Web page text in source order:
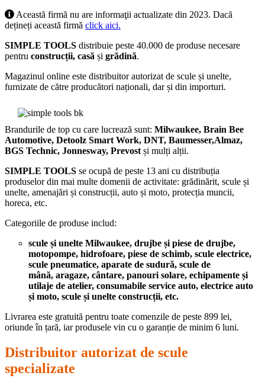
Această firmă nu are informaţii actualizate din 2023. Dacă
dețineți această firmă click aici.
SIMPLE TOOLS distribuie peste 40.000 de produse necesare
pentru construcții, casă și grădină.
Magazinul online este distribuitor autorizat de scule și unelte,
furnizate de către producători naționali, dar și din importuri.
Brandurile de top cu care lucrează sunt: Milwaukee, Brain Bee
Automotive, Detoolz Smart Work, DNT, Baumesser,Almaz,
BGS Technic, Jonnesway, Prevost și mulți alții.
SIMPLE TOOLS se ocupă de peste 13 ani cu distribuția
produselor din mai multe domenii de activitate: grădinărit, scule și
unelte, amenajări și construcții, auto și moto, protecția muncii,
horeca, etc.
Categoriile de produse includ:
scule și unelte Milwaukee, drujbe și piese de drujbe,
motopompe, hidrofoare, piese de schimb, scule electrice,
scule pneumatice, aparate de sudură, scule de
mână, aragaze, cântare, panouri solare, echipamente și
utilaje de atelier, consumabile service auto, electrice auto
și moto, scule și unelte construcții, etc.
Livrarea este gratuită pentru toate comenzile de peste 899 lei,
oriunde în țară, iar produsele vin cu o garanție de minim 6 luni.
Distribuitor autorizat de scule
specializate